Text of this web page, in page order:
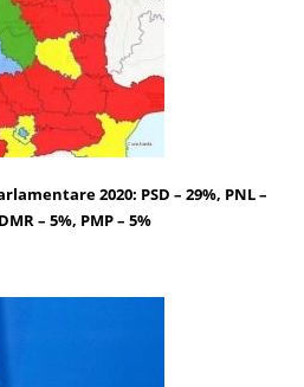
2020: PSD – 29%, PNL –
– 5%, PMP – 5%